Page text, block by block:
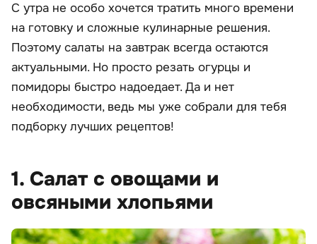
С утра не особо хочется тратить много времени
на готовку и сложные кулинарные решения.
Поэтому салаты на завтрак всегда остаются
актуальными. Но просто резать огурцы и
помидоры быстро надоедает. Да и нет
необходимости, ведь мы уже собрали для тебя
подборку лучших рецептов!
1. Салат с овощами и
овсяными хлопьями